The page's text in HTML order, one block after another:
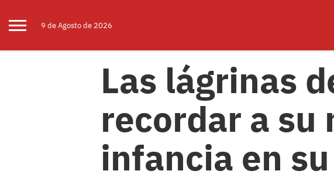
9 deAgostode 2026
Las lágrinas
recordar a su
infancia en